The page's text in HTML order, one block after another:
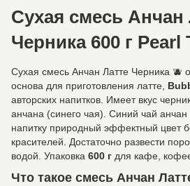
Сухая смесь Анчан
Черника 600 г Pearl
Сухая смесь Анчан Латте Черника 🫐
основа для приготовления латте,
авторских напитков. Имеет вкус
анчана (синего чая). Синий чай анчан
напитку природный эффектный цвет
красителей. Достаточно развести
водой. Упаковка 600 г для кафе,
Что такое смесь Анчан